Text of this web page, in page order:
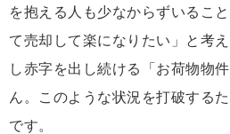
を抱える人も少なからずいるこ
て売却して楽になりたい」と考
し赤字を出し続ける「お荷物物
ん。このような状況を打破する
です。